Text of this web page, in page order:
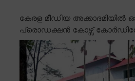
കേരള മീഡിയ
പ്രൊഡക്ഷൻ കോഴ്സ്